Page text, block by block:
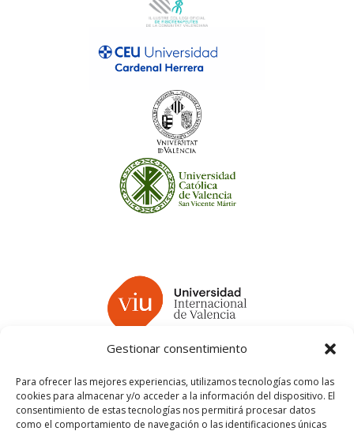
Gestionar consentimiento
Para ofrecer las mejores experiencias, utilizamos tecnologías como las
cookies para almacenar y/o acceder a la información del dispositivo. El
consentimiento de estas tecnologías nos permitirá procesar datos
como el comportamiento de navegación o las identificaciones únicas